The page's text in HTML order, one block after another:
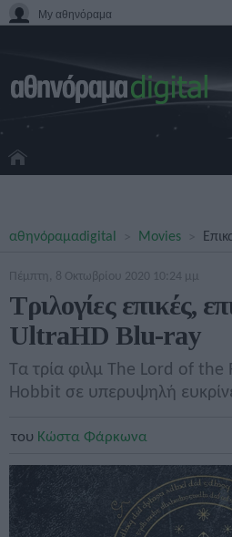
My αθηνόραμα
HOME CINEMA
GADGETS
TV
GAMES
SPECIALS
αθηνόραμαdigital Movies
Πέμπτη, 8 Οκτωβρίου 2020 10:24 μμ
Τριλογίες επικές,
UltraHD Blu-ray
Τα τρία φιλμ The Lord of the
Hobbit σε υπερυψηλή
του Κώστα Φάρκωνα